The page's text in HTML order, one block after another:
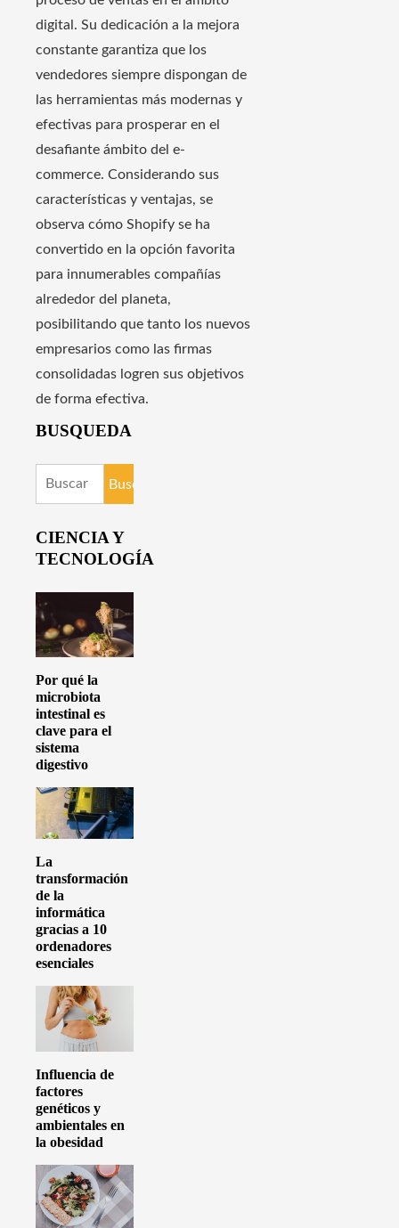
digital. Su dedicación a la mejora
constante garantiza que los
vendedores siempre dispongan de
las herramientas más modernas y
efectivas para prosperar en el
desafiante ámbito del e-
commerce. Considerando sus
características y ventajas, se
observa cómo Shopify se ha
convertido en la opción favorita
para innumerables compañías
alrededor del planeta,
posibilitando que tanto los nuevos
empresarios como las firmas
consolidadas logren sus objetivos
de forma efectiva.
BUSQUEDA
Buscar:
CIENCIA Y
TECNOLOGÍA
Por qué la
microbiota
intestinal es
clave para el
sistema
digestivo
La
transformación
de la
informática
gracias a 10
ordenadores
esenciales
Influencia de
factores
genéticos y
ambientales en
la obesidad